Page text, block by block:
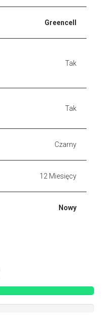
Greencell
Tak
Tak
Czarny
12 Miesięcy
Nowy